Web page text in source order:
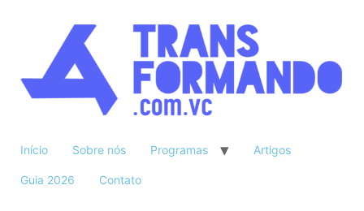
Início Sobre nós Programas Artigos
Guia 2026 Contato